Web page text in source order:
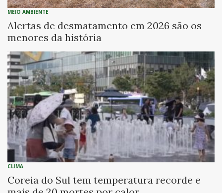
MEIO AMBIENTE
Alertas de desmatamento em 2026 são os
menores da história
CLIMA
Coreia do Sul tem temperatura recorde e